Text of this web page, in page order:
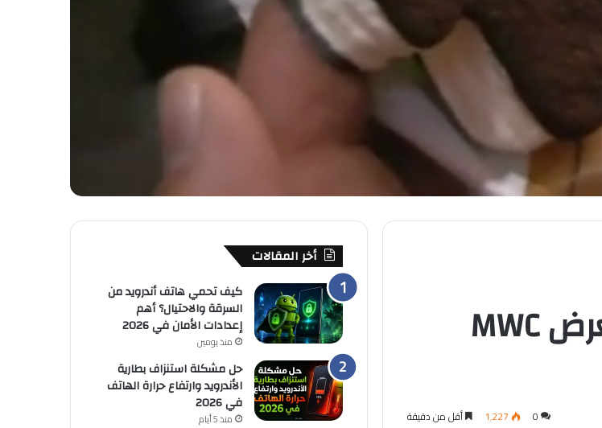
شاهد “ركن” الاندرويد من معرض MWC
0 1٬227 أقل من دقيقة
أخر المقالات
كيف تحمي هاتف أندرويد من
السرقة والاحتيال؟ أهم
إعدادات الأمان في 2026
منذ يومين
حل مشكلة استنزاف بطارية
الأندرويد وارتفاع حرارة الهاتف
في 2026
منذ 5 أيام